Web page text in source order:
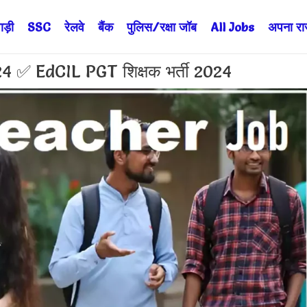
SSC रेलवे बैंक पुलिस/रक्षा जॉब All Jobs अपना
EdCIL PGT शिक्षक भर्ती 2024